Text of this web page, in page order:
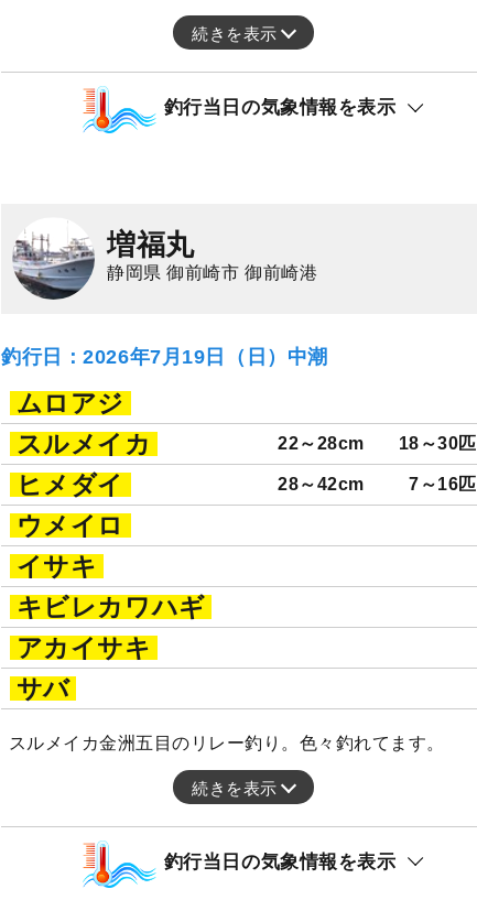
続きを表示
釣行当日の気象情報を表示
増福丸
静岡県 御前崎市 御前崎港
釣行日：2026年7月19日（日）中潮
ムロアジ
スルメイカ
22～28cm 18～30匹
ヒメダイ 28～42cm 7～16匹
ウメイロ
イサキ
キビレカワハギ
アカイサキ
サバ
スルメイカ金洲五目のリレー釣り。色々釣れてます。
続きを表示
釣行当日の気象情報を表示